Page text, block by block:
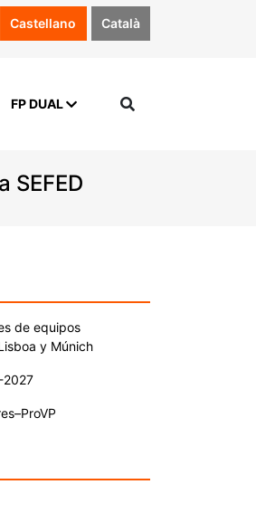
Castellano Català
SEFED
FP DUAL
de equipos
y Múnich
2027